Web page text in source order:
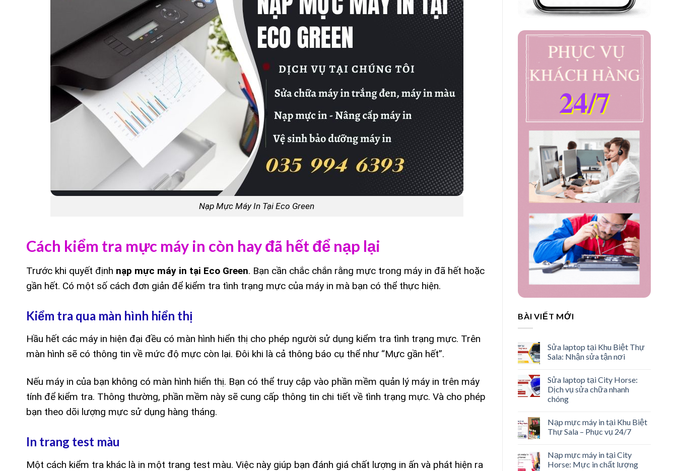
Nạp Mực Máy In Tại Eco Green
Cách kiểm tra mực máy in còn hay đã hết để nạp lại
Trước khi quyết định nạp mực máy in tại Eco Green. Bạn cần chắc chắn rằng mực trong máy in đã hết hoặc
gần hết. Có một số cách đơn giản để kiểm tra tình trạng mực của máy in mà bạn có thể thực hiện.
Kiểm tra qua màn hình hiển thị
Hầu hết các máy in hiện đại đều có màn hình hiển thị cho phép người sử dụng kiểm tra tình trạng mực. Trên
màn hình sẽ có thông tin về mức độ mực còn lại. Đôi khi là cả thông báo cụ thể như “Mực gần hết”.
Nếu máy in của bạn không có màn hình hiển thị. Bạn có thể truy cập vào phần mềm quản lý máy in trên máy
tính để kiểm tra. Thông thường, phần mềm này sẽ cung cấp thông tin chi tiết về tình trạng mực. Và cho phép
bạn theo dõi lượng mực sử dụng hàng tháng.
In trang test màu
Một cách kiểm tra khác là in một trang test màu. Việc này giúp bạn đánh giá chất lượng in ấn và phát hiện ra
BÀI VIẾT MỚI
Sửa laptop tại Khu Biệt Thự
Sala: Nhận sửa tận nơi
Sửa laptop tại City Horse:
Dịch vụ sửa chữa nhanh
chóng
Nạp mực máy in tại Khu Biệt
Thự Sala – Phục vụ 24/7
Nạp mực máy in tại City
Horse: Mực in chất lượng